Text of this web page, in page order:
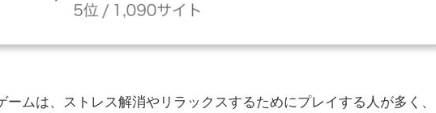
ームは、ストレス解消やリラックスするためにプレイする人が多く、